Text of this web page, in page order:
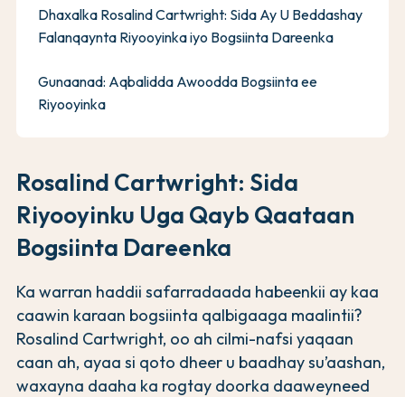
Rosalind Cartwright: Sida
Riyooyinku Uga Qayb Qaataan
Bogsiinta Dareenka
Ka warran haddii safarradaada habeenkii ay kaa
caawin karaan bogsiinta qalbigaaga maalintii?
Rosalind Cartwright, oo ah cilmi-nafsi yaqaan
caan ah, ayaa si qoto dheer u baadhay su’aashan,
waxayna daaha ka rogtay doorka daaweyneed
Dhaxalka Rosalind Cartwright: Sida Ay U Beddashay
Falanqaynta Riyooyinka iyo Bogsiinta Dareenka
Gunaanad: Aqbalidda Awoodda Bogsiinta ee
Riyooyinka